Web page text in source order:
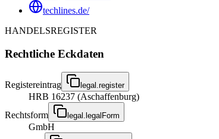
techlines.de/
HANDELSREGISTER
Rechtliche Eckdaten
Registereintrag legal.register
HRB 16237 (Aschaffenburg)
Rechtsform
legal.legalForm
GmbH